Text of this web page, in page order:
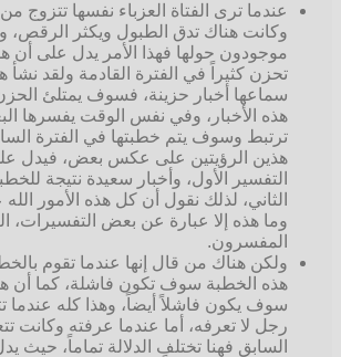
عندما ترى الفتاة العزباء نفسها
وكانت هناك تدق الطبول ويكثر الرقص،
موجودون حولها فهذا الأمر يدل على أن
تحزن كثيراً في الفترة القادمة ولقد نشأ
سماعها أخبار حزينة، فسوف يمتلئ
هذه الأخبار، وفي نفس الوقت يفسرها
ترتبط وسوف يتم خطبتها في الفترة
هذين الرؤيتين على عكس بعض، فيدل
التفسير الأول، وأخبار سعيدة نتيجة
الثاني، لذلك نقول أن كل هذه الأمور
وما هذه إلا عبارة عن بعض التفسيرات،
المفسرون.
ولكن هناك من قال إنها عندما تقوم
هذه الخطبة سوف تكون فاشلة، كما أن
سوف يكون فاشلاً أيضاً، وهذا كله عندما
رجل لا تعرفه، أما عندما عرفته وكانت
السابق فهنا تختلف الدلالة تماماً، حيث